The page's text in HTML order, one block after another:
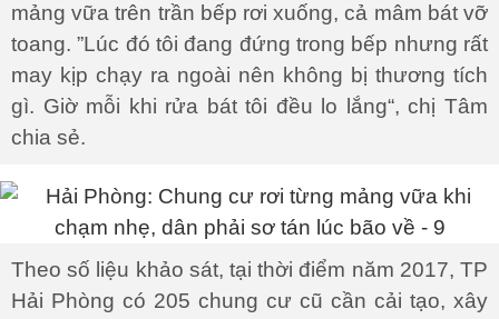
mảng vữa trên trần bếp rơi xuống, cả mâm bát vỡ
toang. ”Lúc đó tôi đang đứng trong bếp nhưng rất
may kịp chạy ra ngoài nên không bị thương tích
gì. Giờ mỗi khi rửa bát tôi đều lo lắng“, chị Tâm
chia sẻ.
Theo số liệu khảo sát, tại thời điểm năm 2017, TP
Hải Phòng có 205 chung cư cũ cần cải tạo, xây